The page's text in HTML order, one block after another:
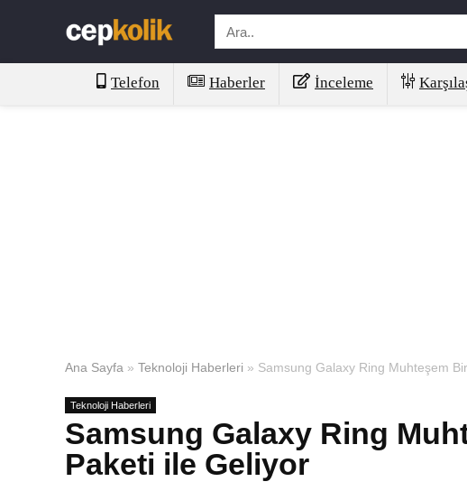
Telefon Haberler İnceleme
Ana Sayfa » Teknoloji Haberleri » Samsung Galaxy Ring Muhteşem
Teknoloji Haberleri
Samsung Galaxy Ring
Paketi ile Geliyor